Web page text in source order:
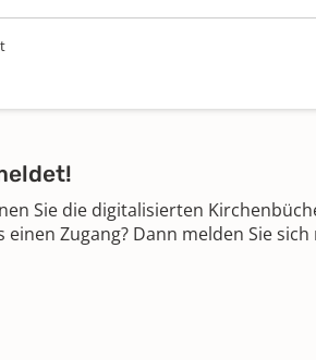
Sie die digitalisierten
einen Zugang? Dann melden Sie